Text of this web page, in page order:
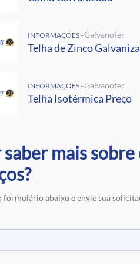
Preço Por Metro
Metalon
Zinco Galvanizada
Aço Galvanizado
para Telhado
de Zinco
INFORMAÇÕES -Galvanofer
Telha de Zinco
INFORMAÇÕES -Galvanofer
Telha Isotérmica Preço
mais sobre
formulário abaixo e envie sua